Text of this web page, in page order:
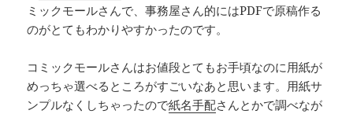
ミックモールさんで、事務屋さん的にはPDFで原稿作る
のがとてもわかりやすかったのです。
コミックモールさんはお値段とてもお手頃なのに用紙が
めっちゃ選べるところがすごいなあと思います。用紙サ
ンプルなくしちゃったので紙名手配さんとかで調べなが